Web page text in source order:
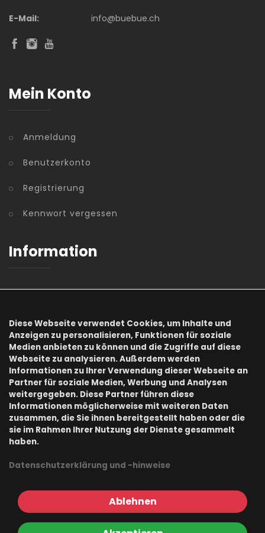
E-Mail:
info@buebue.ch
Mein Konto
Anmeldung
Benutzerkonto
Registrierung
Kennwort vergessen
Information
Datenschutz
Impressum
Onlineshops
Buchzone
Diese Webseite verwendet Cookies, um Inhalte und
Anzeigen zu personalisieren, Funktionen für soziale
Medien anbieten zu können und die Zugriffe auf diese
Webseite zu analysieren. Außerdem werden
Informationen zu Ihrer Verwendung dieser Webseite an
Partner für soziale Medien, Werbung und Analysen
weitergegeben. Diese Partner führen diese
Informationen möglicherweise mit weiteren Daten
zusammen, die Sie ihnen bereitgestellt haben oder die
sie im Rahmen Ihrer Nutzung der Dienste gesammelt
haben.
Datenschutzerklärung und -hinweise
Ablehnen